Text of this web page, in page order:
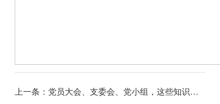
上一条：党员大会、支委会、党小组，这些知识要知道